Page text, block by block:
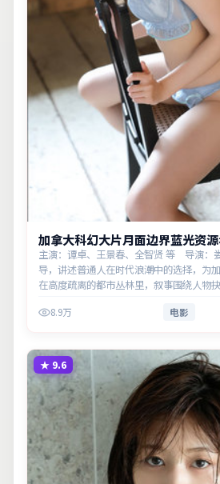
加拿大科幻大片月面边界蓝光资
主演：谭卓、王景春、全智贤 等 导演
导，讲述普通人在时代浪潮中的选择，为
在高度疏离的都市丛林里，叙事围绕人物
观赏性与现…
8.9万 电影
★ 9.6